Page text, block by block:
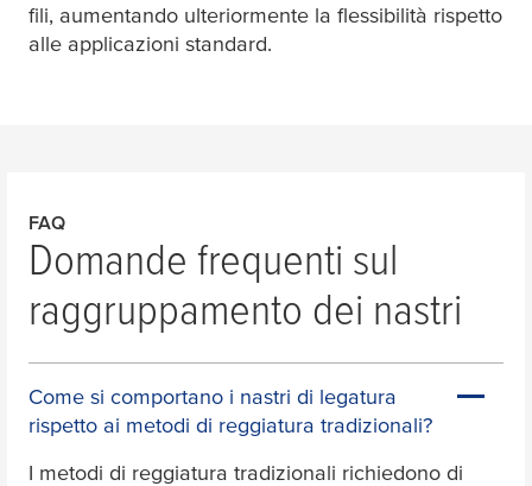
fili, aumentando ulteriormente la flessibilità rispetto
alle applicazioni standard.
FAQ
Domande frequenti sul
raggruppamento dei nastri
Come si comportano i nastri di legatura
rispetto ai metodi di reggiatura tradizionali?
I metodi di reggiatura tradizionali richiedono di